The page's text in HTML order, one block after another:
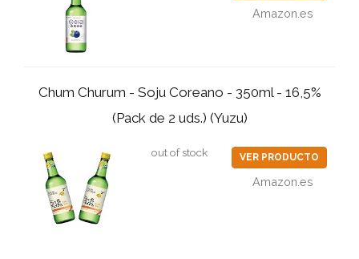
Amazon.es
Chum Churum - Soju Coreano - 350ml - 16,5%
(Pack de 2 uds.) (Yuzu)
out of stock VER PRODUCTO
Amazon.es